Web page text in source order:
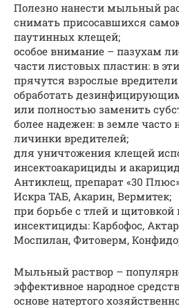
Полезно нанести мыльный
снимать присосавшихся
паутинных клещей;
особое внимание – пазухам
части листовых пластин: в
прячутся взрослые
обработать
или полностью заменить
более надежен: в земле часто
личинки вредителей;
для уничтожения клещей
инсектоакарициды и
Антиклещ, препарат «30
Искра ТАБ, Акарин, Вермитек;
при борьбе с тлей и щитовкой
инсектициды: Карбофос,
Моспилан, Фитоверм,
Мыльный раствор –
эффективное народное
основе натертого